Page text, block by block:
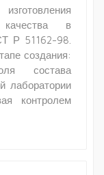
качества в
Р 51162-98.
создания:
состава
лаборатории
контролем